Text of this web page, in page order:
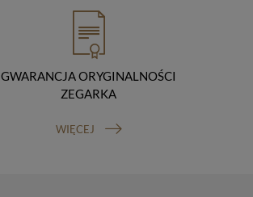
GWARANCJA ORYGINALNOŚCI
ZEGARKA
WIĘCEJ